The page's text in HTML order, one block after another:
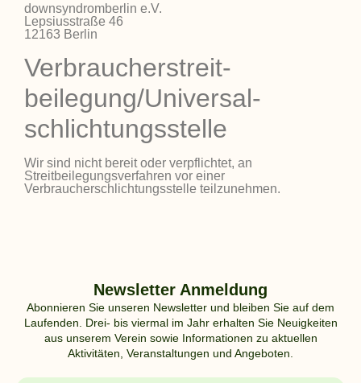
downsyndromberlin e.V.
Lepsiusstraße 46
12163 Berlin
Verbraucher­streit­
beilegung/Universal­
schlichtungs­stelle
Wir sind nicht bereit oder verpflichtet, an
Streitbeilegungsverfahren vor einer
Verbraucherschlichtungsstelle teilzunehmen.
Newsletter Anmeldung
Abonnieren Sie unseren Newsletter und bleiben Sie auf dem
Laufenden. Drei- bis viermal im Jahr erhalten Sie Neuigkeiten
aus unserem Verein sowie Informationen zu aktuellen
Aktivitäten, Veranstaltungen und Angeboten.